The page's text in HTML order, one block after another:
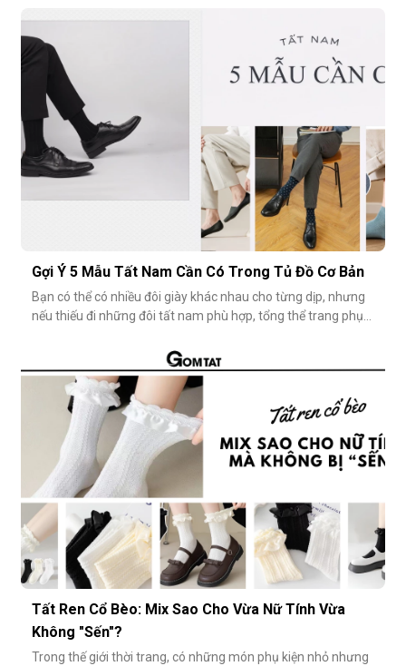
nhiêu là vừa đẹp? Nếu quá thấp, tất dễ bị tuột; nếu quá c
Gợi Ý 5 Mẫu Tất Nam Cần Có Trong Tủ Đồ Cơ Bản
Bạn có thể có nhiều đôi giày khác nhau cho từng dịp, nhưng
nếu thiếu đi những đôi tất nam phù hợp, tổng thể trang phục
nhỏ nhặt, nhưng lại góp phần định hình phong cách, nâng
tầm sự chỉn chu và thể hiện gu thẩm mỹ cá nhân một cách
rõ rệt. Dưới đâ
Tất Ren Cổ Bèo: Mix Sao Cho Vừa Nữ Tính Vừa
Không "Sến"?
Trong thế giới thời trang, có những món phụ kiện nhỏ nhưng